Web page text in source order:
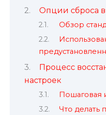
Опции сброса в
Обзор
Процесс
настроек
Пошаговая
Что делать